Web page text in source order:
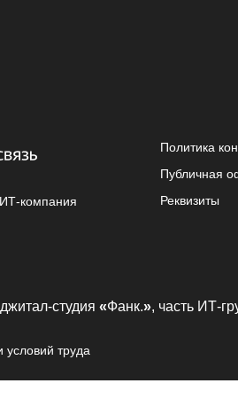
студия «Фанк.», часть ИТ-
Реквизиты
Публичная
компания
условий труда
Политика